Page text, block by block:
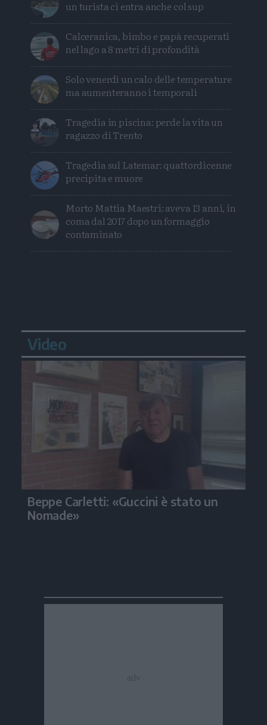
un turista ci entra anche col sup
Calceranica, bimbo e papà recuperati
nel lago a 8 metri di profondità
Solo venerdì un calo delle temperature
ma aumenteranno i temporali
Tragedia in piscina: perde la vita un
ragazzo di Trento
Tragedia sul Latemar: quattordicenne
precipita e muore
Morto Mattia Maestri: aveva 13 anni, in
coma dal 2017 dopo un formaggio
contaminato
Video
Beppe Carletti: «Guccini è stato un
Nomade»